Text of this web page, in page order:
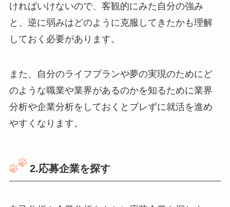
ければいけないので、客観的にみた自分の強み
と、逆に弱みはどのように克服してきたかも理解
しておく必要があります。
また、自分のライフプランや夢の実現のためにど
のような職業や業界があるのかを知るために業界
分析や企業分析をしておくとブレずに就活を進め
やすくなります。
2.応募企業を探す